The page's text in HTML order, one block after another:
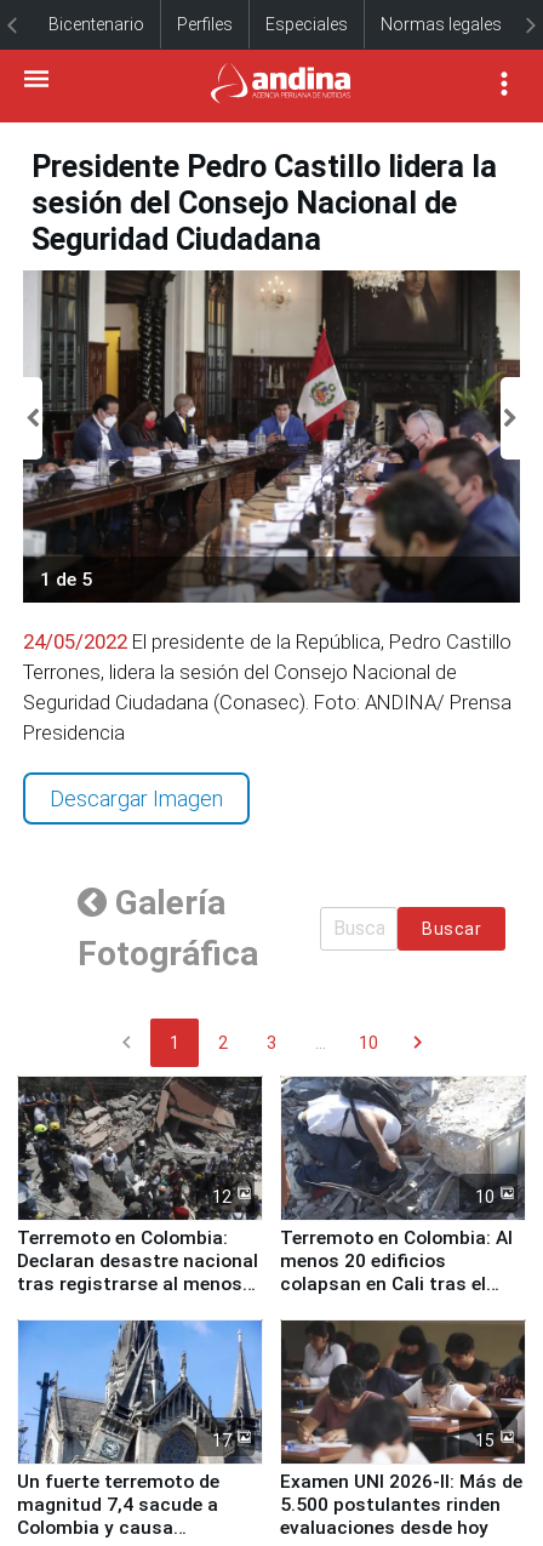
Bicentenario Perfiles Especiales Normas legales
Presidente Pedro Castillo lidera la
sesión del Consejo Nacional de
Seguridad Ciudadana
1 de 5
24/05/2022 El presidente de la República, Pedro Castillo
Terrones, lidera la sesión del Consejo Nacional de
Seguridad Ciudadana (Conasec). Foto: ANDINA/ Prensa
Presidencia
Descargar Imagen
Galería
Fotográfica
Buscar
chevron_left 1 2 3 10 chevron_right
12
Terremoto en Colombia:
Declaran desastre nacional
tras registrarse al menos
10
Terremoto en Colombia: Al
menos 20 edificios
colapsan en Cali tras el
17
Un fuerte terremoto de
magnitud 7,4 sacude a
Colombia y causa
15
Examen UNI 2026-II: Más de
5.500 postulantes rinden
evaluaciones desde hoy